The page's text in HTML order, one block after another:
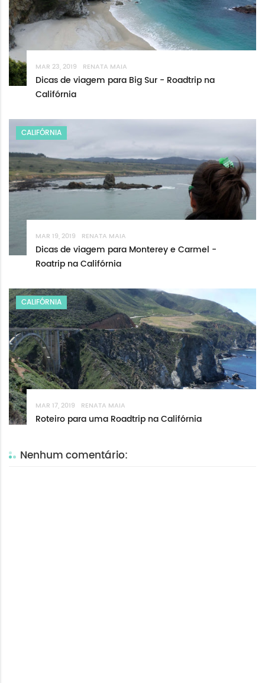
MAR 23, 2019 RENATA MAIA
Dicas de viagem para Big Sur - Roadtrip na
Califórnia
CALIFÓRNIA
MAR 19, 2019 RENATA MAIA
Dicas de viagem para Monterey e Carmel -
Roatrip na Califórnia
CALIFÓRNIA
MAR 17, 2019 RENATA MAIA
Roteiro para uma Roadtrip na Califórnia
Nenhum comentário: